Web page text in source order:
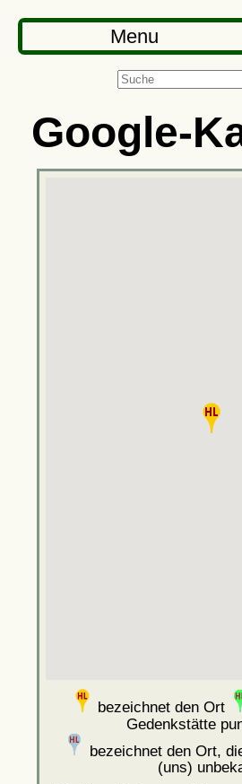
Menu
Google-
bezeichnet den Ort
Gedenkstätte
bezeichnet den Ort,
(uns)